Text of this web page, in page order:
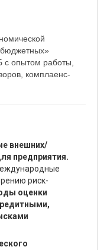
с опытом работы,
комплаенс-
внешних/
предприятия.
риск-
оценки